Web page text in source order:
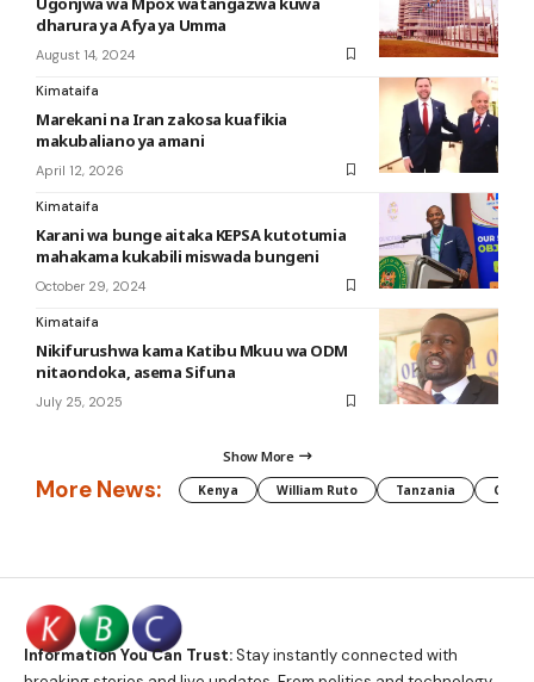
dharura ya Afya ya Umma
August 14, 2024
Kimataifa
Marekani na Iran zakosa kuafikia
makubaliano ya amani
April 12, 2026
Kimataifa
Karani wa bunge aitaka KEPSA kutotumia
mahakama kukabili miswada bungeni
October 29, 2024
Kimataifa
Nikifurushwa kama Katibu Mkuu wa ODM
nitaondoka, asema Sifuna
July 25, 2025
Show More
More News: Kenya William Ruto Tanzania CAF
Information You Can Trust:Stay instantly connected with